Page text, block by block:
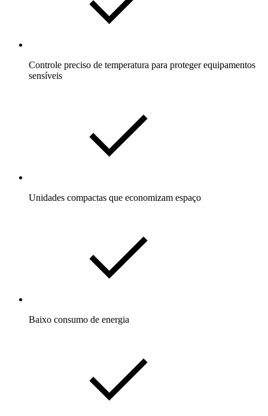
Controle preciso de temperatura para proteger equipamentos
sensíveis
Unidades compactas que economizam espaço
Baixo consumo de energia